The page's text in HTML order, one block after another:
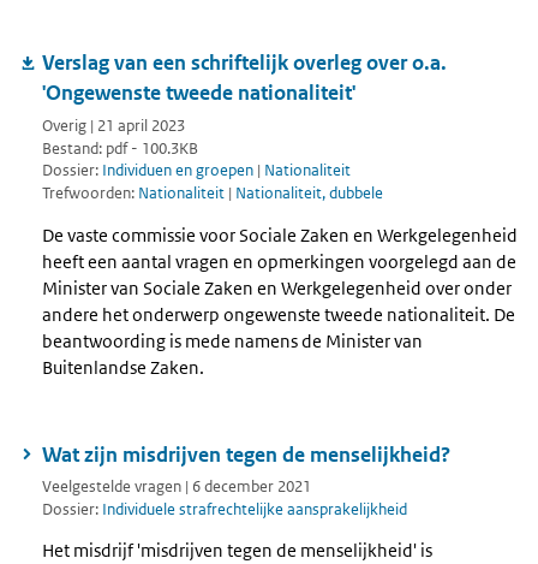
Verslag van een schriftelijk overleg over o.a.
'Ongewenste tweede nationaliteit'
Overig | 21 april 2023
Bestand: pdf - 100.3KB
Dossier: Individuen en groepen | Nationaliteit
Trefwoorden: Nationaliteit | Nationaliteit, dubbele
De vaste commissie voor Sociale Zaken en Werkgelegenheid
heeft een aantal vragen en opmerkingen voorgelegd aan de
Minister van Sociale Zaken en Werkgelegenheid over onder
andere het onderwerp ongewenste tweede nationaliteit. De
beantwoording is mede namens de Minister van
Buitenlandse Zaken.
Wat zijn misdrijven tegen de menselijkheid?
Veelgestelde vragen | 6 december 2021
Dossier: Individuele strafrechtelijke aansprakelijkheid
Het misdrijf 'misdrijven tegen de menselijkheid' is